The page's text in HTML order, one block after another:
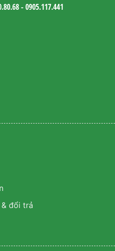
- 0905.117.441
TÔI
đổi trả